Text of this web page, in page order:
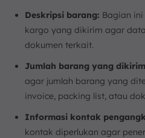
Deskripsi barang: Bagian
kargo yang dikirim agar
dokumen terkait.
Jumlah barang yang
agar jumlah barang yang
invoice, packing list, atau
Informasi kontak
kontak diperlukan agar